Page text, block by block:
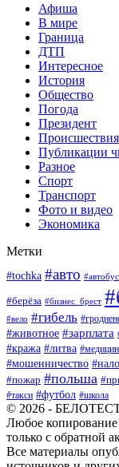
Афиша
В мире
Граница
ДТП
Интересное
История
Общество
Погода
Президент
Происшествия
Публикации
Разное
Спорт
Транспорт
Фото и видео
Экономика
Метки
#tochka #авто #автобус
#берёза #бизнес_брест
#вело #гибель
#животное #зарплата
#кража #литва
#мошенничество
#пожар #польша
#такси #футбол #школа
© 2026 -
Любое копирование
только с обратной
Все материалы